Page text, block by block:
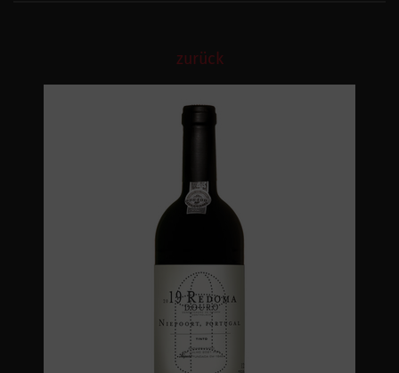
zurück